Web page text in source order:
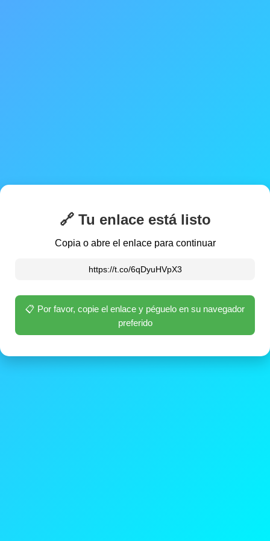
🔗 Tu enlace está listo
Copia o abre el enlace para continuar
https://t.co/6qDyuHVpX3
📋 Por favor, copie el enlace y péguelo en su navegador
preferido